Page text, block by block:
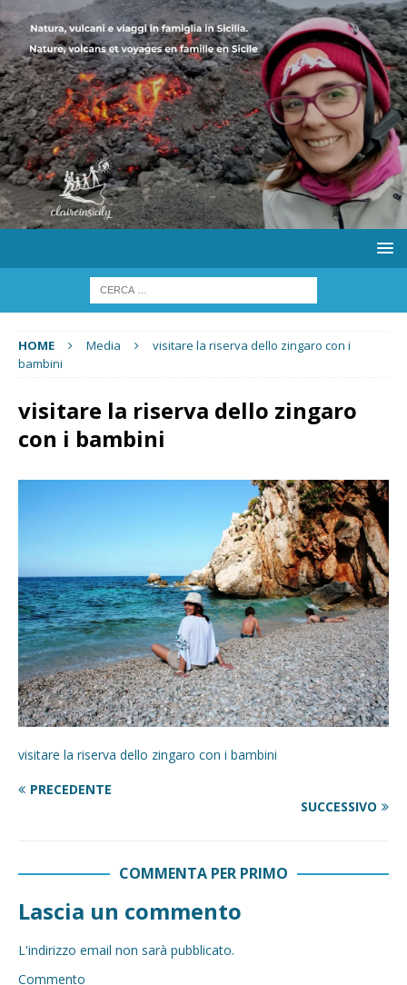
HOME Media
visitare la riserva dello zingaro con i
bambini
visitare la riserva dello zingaro
con i bambini
visitare la riserva dello zingaro con i bambini
PRECEDENTE
SUCCESSIVO
COMMENTA PER PRIMO
Lascia un commento
L'indirizzo email non sarà pubblicato.
Commento